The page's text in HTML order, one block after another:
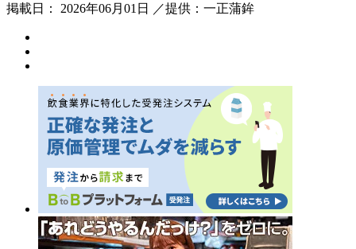
掲載日： 2026年06月01日 ／提供：一正蒲鉾